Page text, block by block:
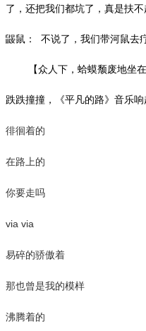
了，还把我们都坑了，真是扶不
鼹鼠： 不说了，我们带河鼠去
【众人下，蛤蟆颓废地坐
跌跌撞撞，《平凡的路》音乐响
徘徊着的
在路上的
你要走吗
via via
易碎的骄傲着
那也曾是我的模样
沸腾着的